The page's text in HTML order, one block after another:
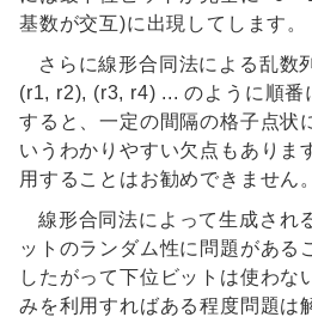
基数が交互)に出現してします。
さらに線形合同法による乱数
(r1, r2), (r3, r4) ... のように順番
すると、一定の間隔の格子点状
いうわかりやすい欠点もありま
用することはお勧めできません。
線形合同法によって生成され
ットのランダム性に問題がある
したがって下位ビットは使わな
みを利用すればある程度問題は